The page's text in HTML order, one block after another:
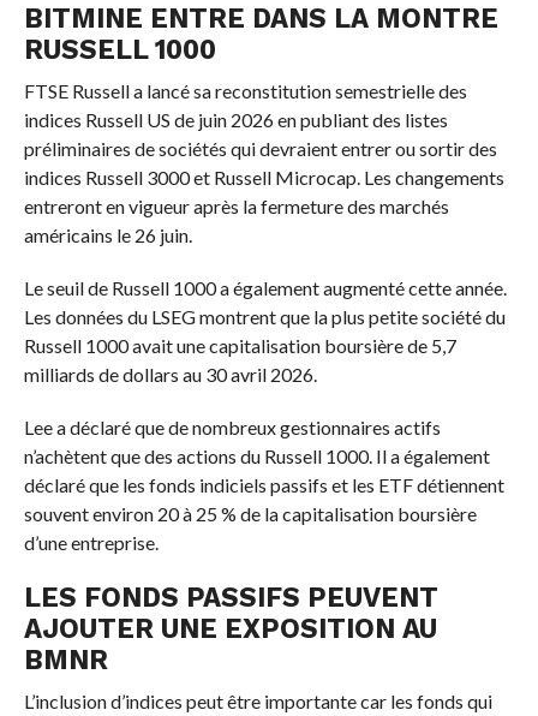
BITMINE ENTRE DANS LA MONTRE
RUSSELL 1000
FTSE Russell a lancé sa reconstitution semestrielle des
indices Russell US de juin 2026 en publiant des listes
préliminaires de sociétés qui devraient entrer ou sortir des
indices Russell 3000 et Russell Microcap. Les changements
entreront en vigueur après la fermeture des marchés
américains le 26 juin.
Le seuil de Russell 1000 a également augmenté cette année.
Les données du LSEG montrent que la plus petite société du
Russell 1000 avait une capitalisation boursière de 5,7
milliards de dollars au 30 avril 2026.
Lee a déclaré que de nombreux gestionnaires actifs
n’achètent que des actions du Russell 1000. Il a également
déclaré que les fonds indiciels passifs et les ETF détiennent
souvent environ 20 à 25 % de la capitalisation boursière
d’une entreprise.
LES FONDS PASSIFS PEUVENT
AJOUTER UNE EXPOSITION AU
BMNR
L’inclusion d’indices peut être importante car les fonds qui